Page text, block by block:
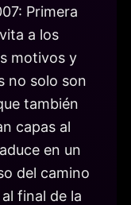
Primera
a los
motivos y
no solo son
también
capas al
en un
del camino
final de la